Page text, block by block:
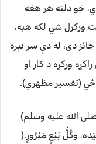
خو دلته هر هغه
ورکړل شي لکه هبه،
دی، له دې سر بېره
ورکړه د کار او
(تفسیر مظهري).
الله علیه وسلم)
وكُلُّ بَيْعٍ مَبْرُورٍ.(